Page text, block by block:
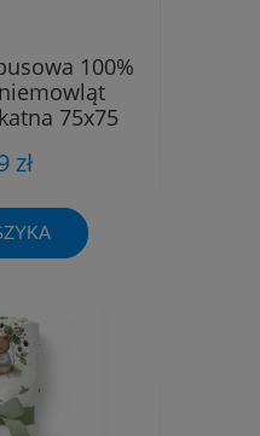
100%
75x75
zł